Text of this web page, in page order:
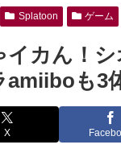
Splatoon ゲーム
イカん！
amiiboも3
X